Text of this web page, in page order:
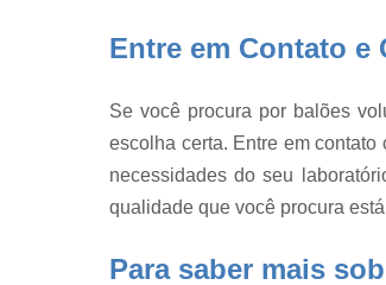
Entre em Contato e
Se você procura por balões
escolha certa. Entre em
necessidades do seu
qualidade que você procura
Para saber mais